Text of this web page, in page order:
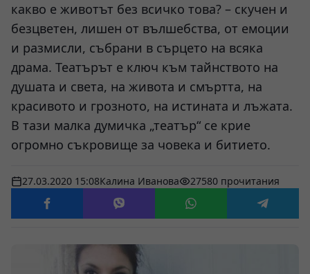
какво е животът без всичко това? – скучен и
безцветен, лишен от вълшебства, от емоции
и размисли, събрани в сърцето на всяка
драма. Театърът е ключ към тайнството на
душата и света, на живота и смъртта, на
красивото и грозното, на истината и лъжата.
В тази малка думичка „театър“ се крие
огромно съкровище за човека и битието.
27.03.2020 15:08Калина Иванова 27580 прочитания